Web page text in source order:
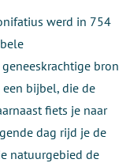
werd in 754
bron
een bijbel, die de
fiets je naar
dag rijd je de
natuurgebied de